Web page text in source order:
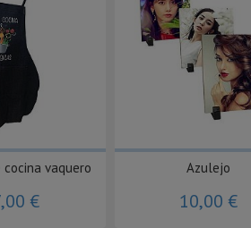
vaquero
€
Azulejo
10,00 €